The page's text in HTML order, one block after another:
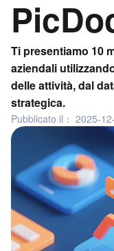
Ti presentiamo 10
aziendali
delle attività, dal
strategica.
Pubblicato il： 2025-